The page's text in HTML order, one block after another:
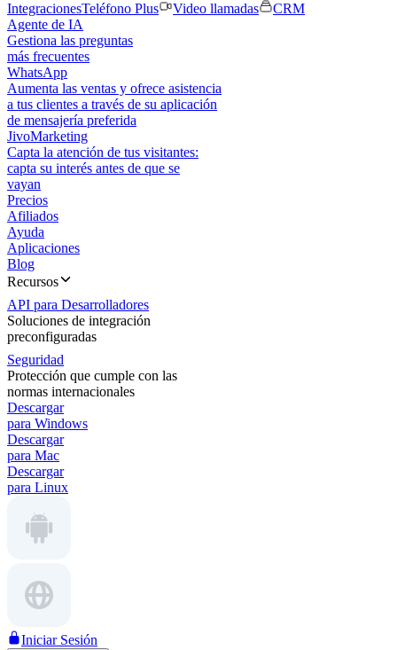
IntegracionesTeléfono Plus Video llamadas
CRM
Agente de IA
Gestiona las preguntas
más frecuentes
WhatsApp
Aumenta las ventas y ofrece asistencia
a tus clientes a través de su aplicación
de mensajería preferida
JivoMarketing
Capta la atención de tus visitantes:
capta su interés antes de que se
vayan
Precios
Afiliados
Ayuda
Aplicaciones
Blog
Recursos
API para Desarrolladores
Soluciones de integración
preconfiguradas
Seguridad
Protección que cumple con las
normas internacionales
Descargar
para Windows
Descargar
para Mac
Descargar
para Linux
Iniciar Sesión